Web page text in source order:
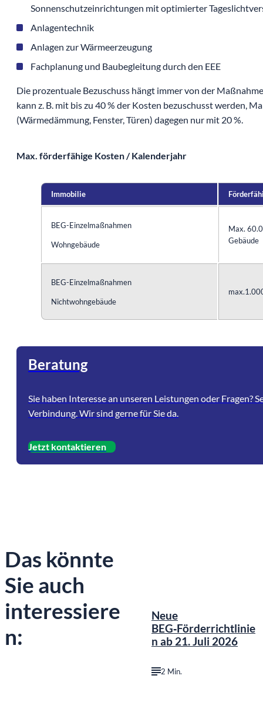
Sonnenschutzeinrichtungen mit optimierter
Anlagentechnik
Anlagen zur Wärmeerzeugung
Fachplanung und Baubegleitung durch den EEE
Die prozentuale Bezuschuss hängt immer von der
kann z. B. mit bis zu 40 % der Kosten bezuschusst werden,
(Wärmedämmung, Fenster, Türen) dagegen nur mit 20 %.
Max. förderfähige Kosten / Kalenderjahr
Immobilie
BEG-Einzelmaßnahmen
Wohngebäude
Max.
Gebäude
BEG-Einzelmaßnahmen
Nichtwohngebäude
Beratung
Sie haben Interesse an unseren Leistungen oder Fragen?
Verbindung. Wir sind gerne für Sie da.
Jetzt kontaktieren
Das könnte
Sie auch
interessiere
n:
Neue
BEG‑Förderrichtlinie
n ab 21. Juli 2026
2 Min.